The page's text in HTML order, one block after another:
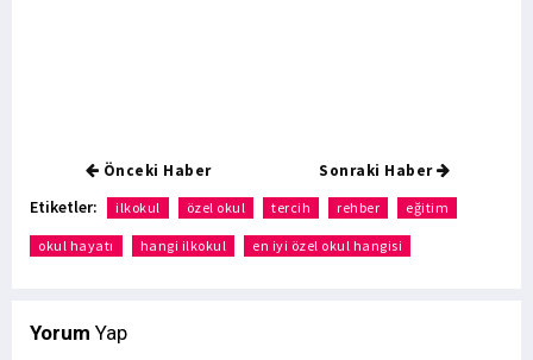
Önceki Haber Sonraki Haber
Etiketler: ilkokul özel okul tercih rehber eğitim
okul hayatı hangi ilkokul en iyi özel okul hangisi
Yorum Yap